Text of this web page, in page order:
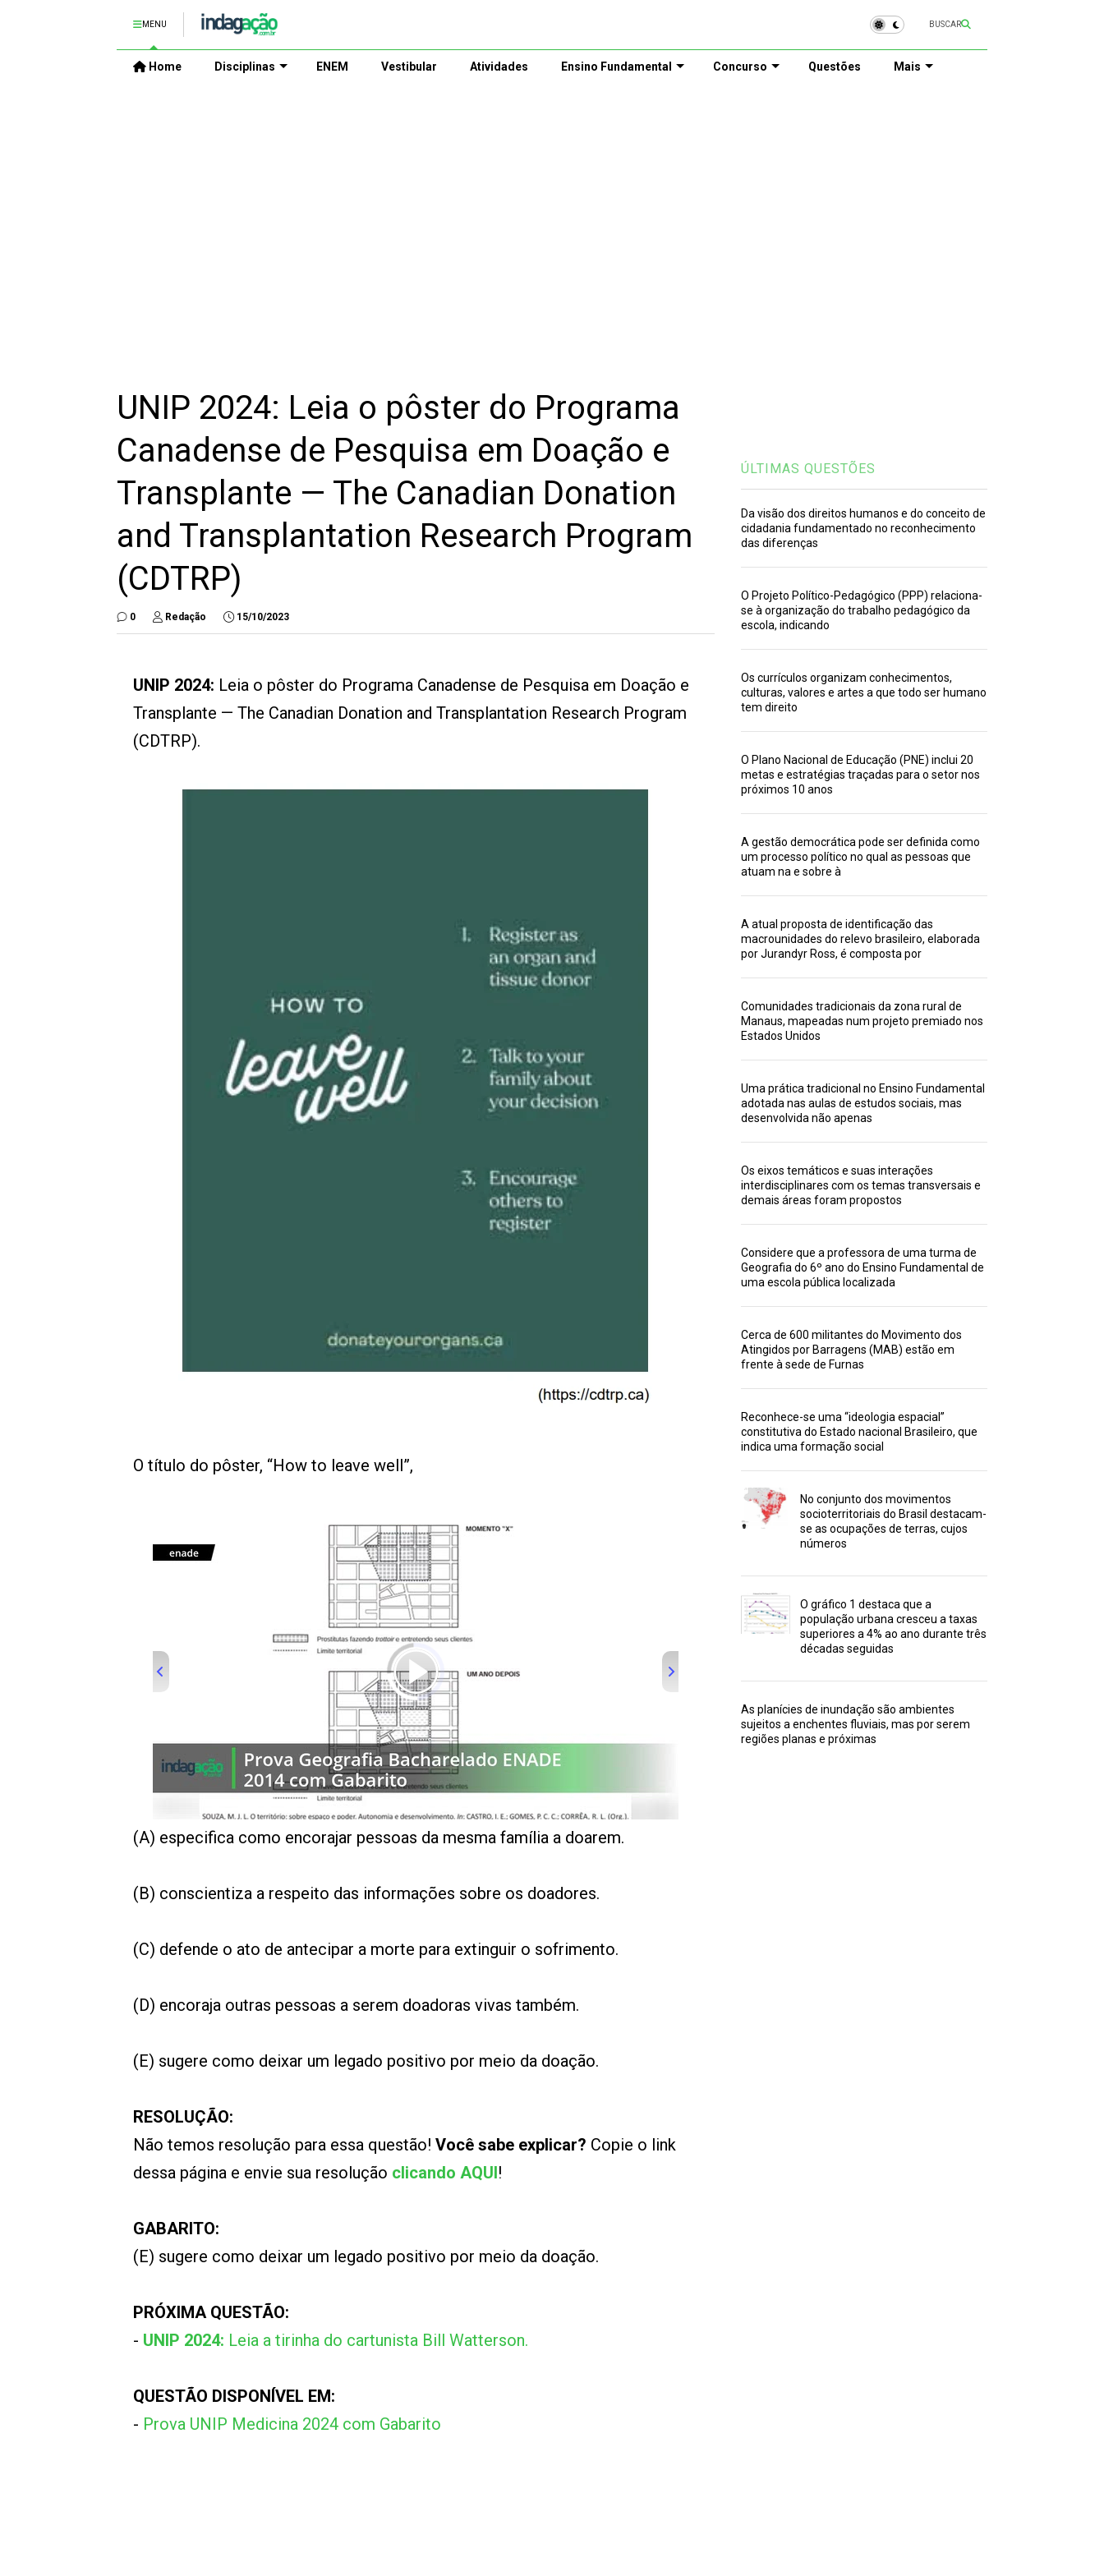
MENU BUSCAR
Home Disciplinas ENEM Vestibular Atividades Ensino Fundamental Concurso Questões Mais
UNIP 2024: Leia o pôster do Programa
Canadense de Pesquisa em Doação e
Transplante — The Canadian Donation
and Transplantation Research Program
(CDTRP)
0 Redação 15/10/2023
UNIP 2024: Leia o pôster do Programa Canadense de Pesquisa em Doação e
Transplante — The Canadian Donation and Transplantation Research Program
(CDTRP).
O título do pôster, “How to leave well”,
(A) especifica como encorajar pessoas da mesma família a doarem.
(B) conscientiza a respeito das informações sobre os doadores.
(C) defende o ato de antecipar a morte para extinguir o sofrimento.
(D) encoraja outras pessoas a serem doadoras vivas também.
(E) sugere como deixar um legado positivo por meio da doação.
RESOLUÇÃO:
Não temos resolução para essa questão! Você sabe explicar? Copie o link
dessa página e envie sua resolução clicando AQUI!
GABARITO:
(E) sugere como deixar um legado positivo por meio da doação.
PRÓXIMA QUESTÃO:
- UNIP 2024: Leia a tirinha do cartunista Bill Watterson.
QUESTÃO DISPONÍVEL EM:
- Prova UNIP Medicina 2024 com Gabarito
ÚLTIMAS QUESTÕES
Da visão dos direitos humanos e do conceito de
cidadania fundamentado no reconhecimento
das diferenças
O Projeto Político-Pedagógico (PPP) relaciona-
se à organização do trabalho pedagógico da
escola, indicando
Os currículos organizam conhecimentos,
culturas, valores e artes a que todo ser humano
tem direito
O Plano Nacional de Educação (PNE) inclui 20
metas e estratégias traçadas para o setor nos
próximos 10 anos
A gestão democrática pode ser definida como
um processo político no qual as pessoas que
atuam na e sobre à
A atual proposta de identificação das
macrounidades do relevo brasileiro, elaborada
por Jurandyr Ross, é composta por
Comunidades tradicionais da zona rural de
Manaus, mapeadas num projeto premiado nos
Estados Unidos
Uma prática tradicional no Ensino Fundamental
adotada nas aulas de estudos sociais, mas
desenvolvida não apenas
Os eixos temáticos e suas interações
interdisciplinares com os temas transversais e
demais áreas foram propostos
Considere que a professora de uma turma de
Geografia do 6º ano do Ensino Fundamental de
uma escola pública localizada
Cerca de 600 militantes do Movimento dos
Atingidos por Barragens (MAB) estão em
frente à sede de Furnas
Reconhece-se uma “ideologia espacial”
constitutiva do Estado nacional Brasileiro, que
indica uma formação social
No conjunto dos movimentos
socioterritoriais do Brasil destacam-
se as ocupações de terras, cujos
números
O gráfico 1 destaca que a
população urbana cresceu a taxas
superiores a 4% ao ano durante três
décadas seguidas
As planícies de inundação são ambientes
sujeitos a enchentes fluviais, mas por serem
regiões planas e próximas